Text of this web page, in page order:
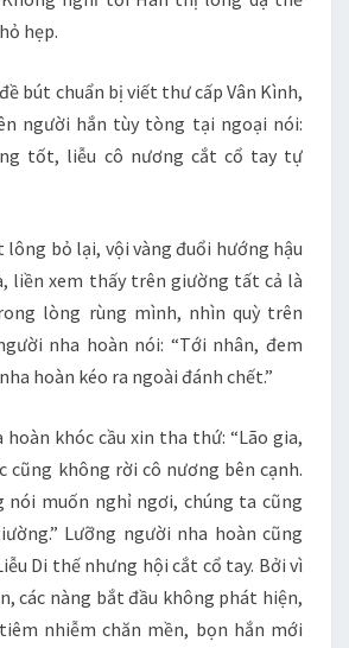
hẹp.
bút chuẩn bị viết thư cấp Vân Kình,
người hắn tùy tòng tại ngoại nói:
tốt, liễu cô nương cắt cổ tay tự
lông bỏ lại, vội vàng đuổi hướng hậu
liền xem thấy trên giường tất cả là
lòng rùng mình, nhìn quỳ trên
nha hoàn nói: “Tới nhân, đem
hoàn kéo ra ngoài đánh chết.”
khóc cầu xin tha thứ: “Lão gia,
cũng không rời cô nương bên cạnh.
nói muốn nghỉ ngơi, chúng ta cũng
Lưỡng người nha hoàn cũng
Di thế nhưng hội cắt cổ tay. Bởi vì
các nàng bắt đầu không phát hiện,
nhiễm chăn mền, bọn hắn mới